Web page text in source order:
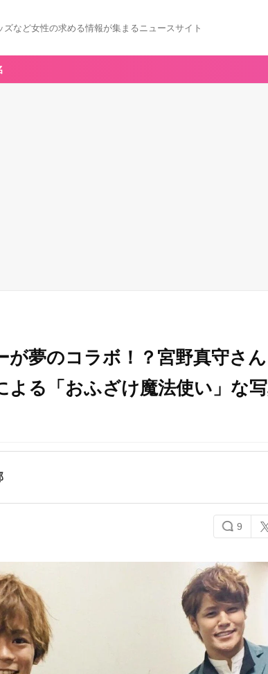
など女性の求める情報が集まるニュースサイト
が夢のコラボ！？宮野真守さ
よる「おふざけ魔法使い」な
9